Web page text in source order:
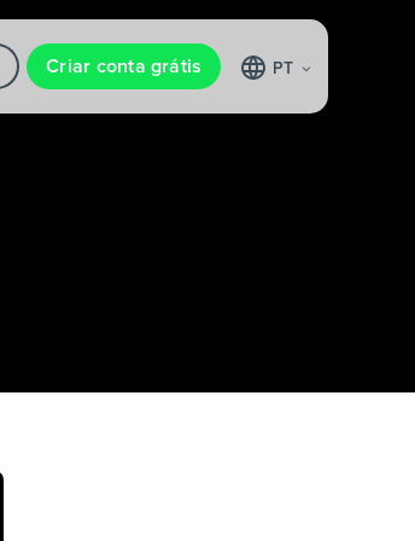
Criar conta grátis PT